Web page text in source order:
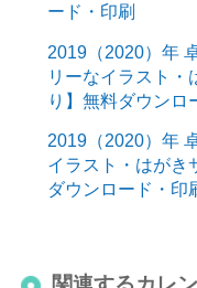
ード・印刷
2019（2020）年
リーなイラスト・
り】無料ダウンロ
2019（2020）年
イラスト・はがき
ダウンロード・印